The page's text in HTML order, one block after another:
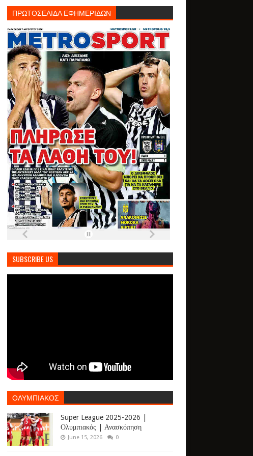
ΠΡΩΤΟΣΕΛΙΔΑ ΕΦΗΜΕΡΙΔΩΝ
SUBSCRIBE US
ΟΛΥΜΠΙΑΚΟΣ
Super League 2025-2026 |
Ολυμπιακός | Ανασκόπηση
June 15, 2026 0